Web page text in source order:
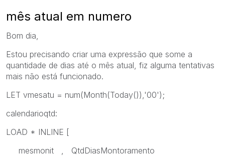
mês atual em numero
Bom dia,
Estou precisando criar uma expressão que some a
quantidade de dias até o mês atual, fiz alguma tentativas
mais não está funcionado.
LET vmesatu = num(Month(Today()),'00');
calendarioqtd:
LOAD * INLINE [
mesmonit , QtdDiasMontoramento